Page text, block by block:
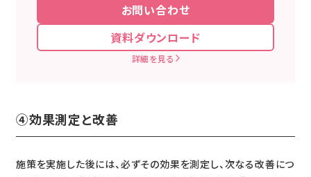
お問い合わせ
資料ダウンロード
詳細を見る
④効果測定と改善
施策を実施した後には、必ずその効果を測定し、次なる改善につ